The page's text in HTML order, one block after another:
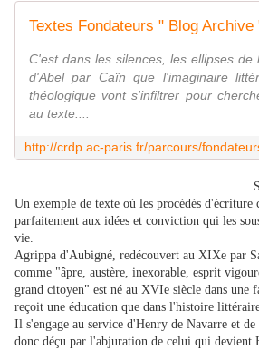
Textes Fondateurs " Blog
C'est dans les silences, les ellipses de
d'Abel par Caïn que l'imaginaire
théologique vont s'infiltrer pour
au texte....
Un exemple de texte où les procédés d'écriture
parfaitement aux idées et conviction qui les
vie.
Agrippa d'Aubigné, redécouvert au XIXe par
comme "âpre, austère, inexorable, esprit
grand citoyen" est né au XVIe siècle dans une
reçoit une éducation que dans l'histoire
Il s'engage au service d'Henry de Navarre et
donc déçu par l'abjuration de celui qui devient